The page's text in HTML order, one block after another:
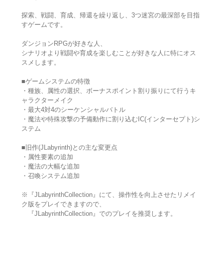
探索、戦闘、育成、帰還を繰り返し、3つ迷宮の最深部を目指
すゲームです。
ダンジョンRPGが好きな人、
シナリオより戦闘や育成を楽しむことが好きな人に特にオス
スメします。
■ゲームシステムの特徴
・種族、属性の選択、ボーナスポイント割り振りにて行うキ
ャラクターメイク
・最大4対4のシーケンシャルバトル
・魔法や特殊攻撃の予備動作に割り込むIC(インターセプト)シ
ステム
■旧作(JLabyrinth)との主な変更点
・属性要素の追加
・魔法の大幅な追加
・召喚システム追加
※『JLabyrinthCollection』にて、操作性を向上させたリメイ
ク版をプレイできますので、
『JLabyrinthCollection』でのプレイを推奨します。